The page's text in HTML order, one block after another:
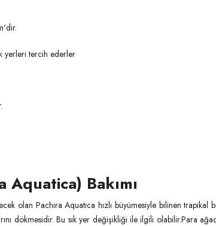
yerleri tercih ederler
Aquatica) Bakımı
olan Pachira Aquatica hızlı büyümesiyle bilinen
dökmesidir. Bu sık yer değişikliği ile ilgili olabilir.Para